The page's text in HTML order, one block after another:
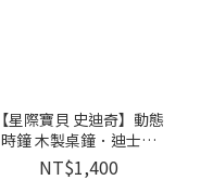
【星際寶貝 史迪奇】動態
時鐘 木製桌鐘．迪士尼
Disney｜1255428
Wooderful life
NT$1,400